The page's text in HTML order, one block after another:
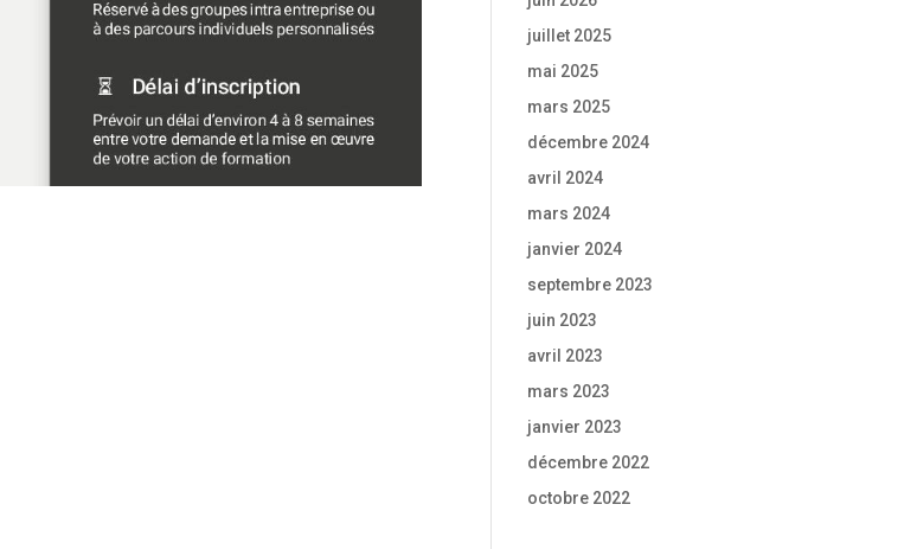
juillet 2025
mai 2025
mars 2025
décembre 2024
avril 2024
mars 2024
janvier 2024
septembre 2023
juin 2023
avril 2023
mars 2023
janvier 2023
décembre 2022
octobre 2022